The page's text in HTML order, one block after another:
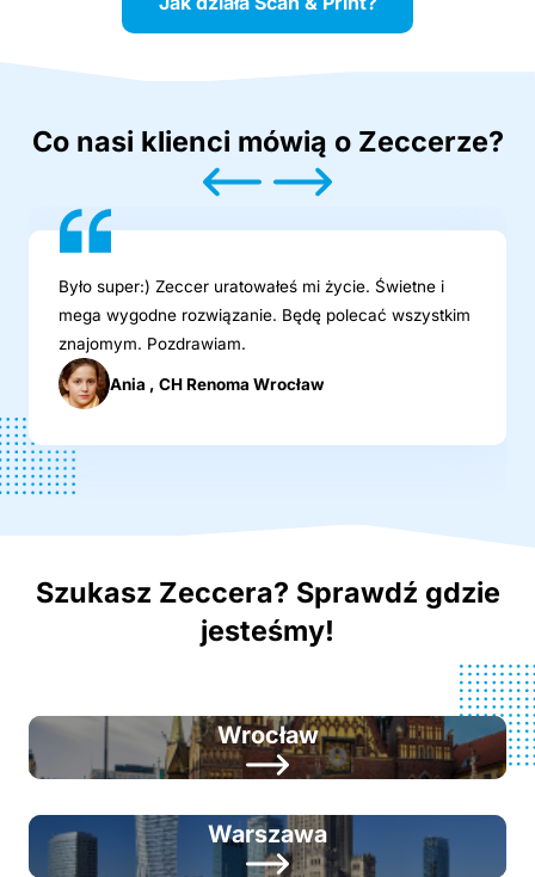
Co nasi klienci mówią o Zeccerze?
Było super:) Zeccer uratowałeś mi życie. Świetne i
mega wygodne rozwiązanie. Będę polecać wszystkim
znajomym. Pozdrawiam.
Ania , CH Renoma Wrocław
Szukasz Zeccera? Sprawdź gdzie
jesteśmy!
Wrocław
Warszawa